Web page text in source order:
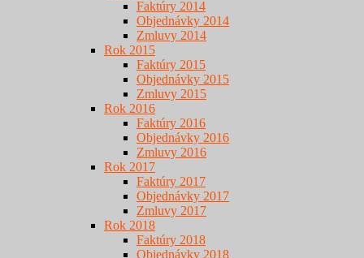
Faktúry 2014
Objednávky 2014
Zmluvy 2014
Rok 2015
Faktúry 2015
Objednávky 2015
Zmluvy 2015
Rok 2016
Faktúry 2016
Objednávky 2016
Zmluvy 2016
Rok 2017
Faktúry 2017
Objednávky 2017
Zmluvy 2017
Rok 2018
Faktúry 2018
Objednávky 2018